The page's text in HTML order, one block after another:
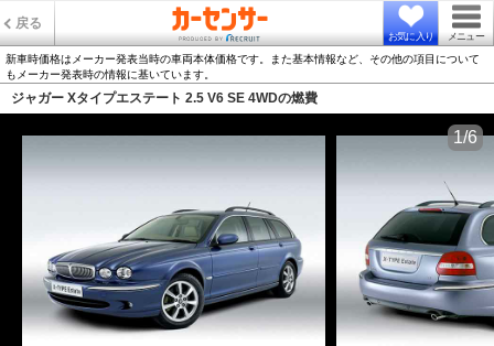
戻る
お気に入り メニュー
新車時価格はメーカー発表当時の車両本体価格です。また基本情報など、その他の項目について
もメーカー発表時の情報に基いています。
ジャガー Xタイプエステート 2.5 V6 SE 4WDの燃費
1/6